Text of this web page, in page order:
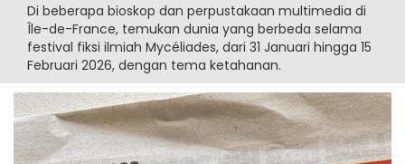
Di beberapa bioskop dan perpustakaan multimedia di
Île-de-France, temukan dunia yang berbeda selama
festival fiksi ilmiah Mycéliades, dari 31 Januari hingga 15
Februari 2026, dengan tema ketahanan.